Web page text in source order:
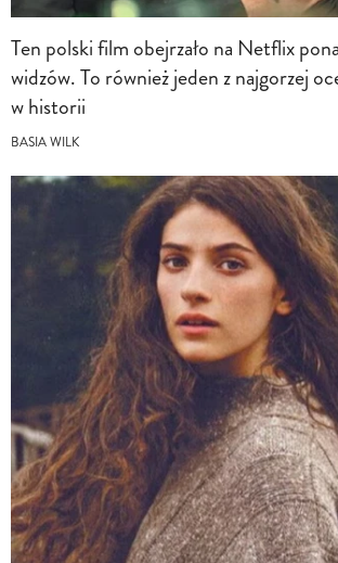
Ten polski film obejrzało na Netflix
widzów. To również jeden z najgorzej
w historii
BASIA WILK